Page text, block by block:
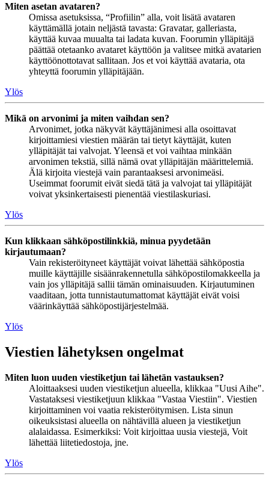
Miten asetan avataren?
Omissa asetuksissa, “Profiilin” alla, voit lisätä avataren
käyttämällä jotain neljästä tavasta: Gravatar, galleriasta,
käyttää kuvaa muualta tai ladata kuvan. Foorumin ylläpitäjä
päättää otetaanko avataret käyttöön ja valitsee mitkä avatarien
käyttöönottotavat sallitaan. Jos et voi käyttää avataria, ota
yhteyttä foorumin ylläpitäjään.
Ylös
Mikä on arvonimi ja miten vaihdan sen?
Arvonimet, jotka näkyvät käyttäjänimesi alla osoittavat
kirjoittamiesi viestien määrän tai tietyt käyttäjät, kuten
ylläpitäjät tai valvojat. Yleensä et voi vaihtaa minkään
arvonimen tekstiä, sillä nämä ovat ylläpitäjän määrittelemiä.
Älä kirjoita viestejä vain parantaaksesi arvonimeäsi.
Useimmat foorumit eivät siedä tätä ja valvojat tai ylläpitäjät
voivat yksinkertaisesti pienentää viestilaskuriasi.
Ylös
Kun klikkaan sähköpostilinkkiä, minua pyydetään
kirjautumaan?
Vain rekisteröityneet käyttäjät voivat lähettää sähköpostia
muille käyttäjille sisäänrakennetulla sähköpostilomakkeella ja
vain jos ylläpitäjä sallii tämän ominaisuuden. Kirjautuminen
vaaditaan, jotta tunnistautumattomat käyttäjät eivät voisi
väärinkäyttää sähköpostijärjestelmää.
Ylös
Viestien lähetyksen ongelmat
Miten luon uuden viestiketjun tai lähetän vastauksen?
Aloittaaksesi uuden viestiketjun alueella, klikkaa "Uusi Aihe".
Vastataksesi viestiketjuun klikkaa "Vastaa Viestiin". Viestien
kirjoittaminen voi vaatia rekisteröitymisen. Lista sinun
oikeuksistasi alueella on nähtävillä alueen ja viestiketjun
alalaidassa. Esimerkiksi: Voit kirjoittaa uusia viestejä, Voit
lähettää liitetiedostoja, jne.
Ylös